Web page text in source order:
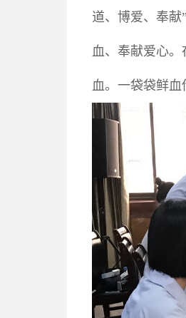
道、博爱、奉
血、奉献爱心
血。一袋袋鲜血